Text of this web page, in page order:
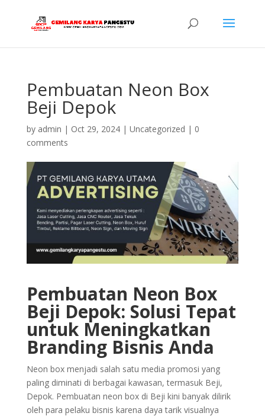
Pembuatan Neon Box
Beji Depok
by admin | Oct 29, 2024| Uncategorized | 0
comments
Pembuatan Neon Box
Beji Depok: Solusi Tepat
untuk Meningkatkan
Branding Bisnis Anda
Neon box menjadi salah satu media promosi yang
paling diminati di berbagai kawasan, termasuk Beji,
Depok. Pembuatan neon box di Beji kini banyak dilirik
oleh para pelaku bisnis karena daya tarik visualnya